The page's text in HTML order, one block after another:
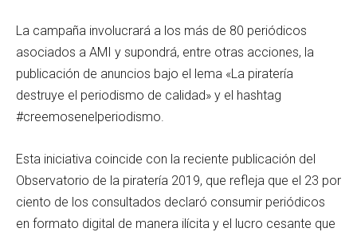
La campaña involucrará a los más de 80 periódicos
asociados a AMI y supondrá, entre otras acciones, la
publicación de anuncios bajo el lema «La piratería
destruye el periodismo de calidad» y el hashtag
#creemosenelperiodismo.
Esta iniciativa coincide con la reciente publicación del
Observatorio de la piratería 2019, que refleja que el 23 por
ciento de los consultados declaró consumir periódicos
en formato digital de manera ilícita y el lucro cesante que